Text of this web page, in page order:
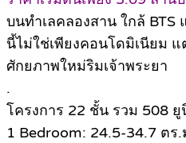
บนทำเลคลองสาน ใกล้ BTS
นี้ไม่ใช่เพียงคอนโดมิเนียม
ศักยภาพใหม่ริมเจ้าพระยา
.
โครงการ 22 ชั้น รวม 508 ยู
1 Bedroom: 24.5-34.7 ตร.